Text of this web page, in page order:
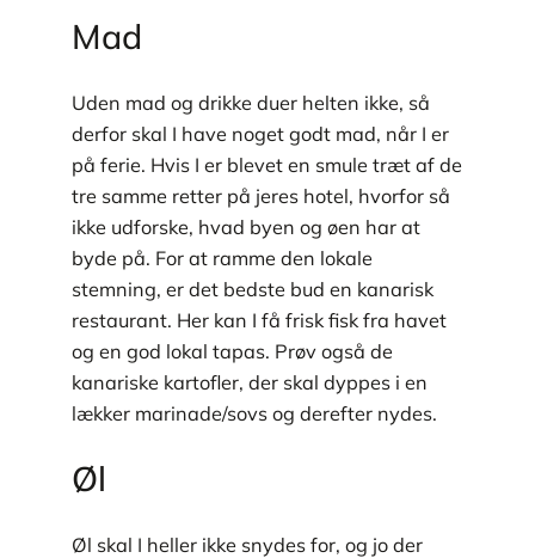
Mad
Uden mad og drikke duer helten ikke, så
derfor skal I have noget godt mad, når I er
på ferie. Hvis I er blevet en smule træt af de
tre samme retter på jeres hotel, hvorfor så
ikke udforske, hvad byen og øen har at
byde på. For at ramme den lokale
stemning, er det bedste bud en kanarisk
restaurant. Her kan I få frisk fisk fra havet
og en god lokal tapas. Prøv også de
kanariske kartofler, der skal dyppes i en
lækker marinade/sovs og derefter nydes.
Øl
Øl skal I heller ikke snydes for, og jo der